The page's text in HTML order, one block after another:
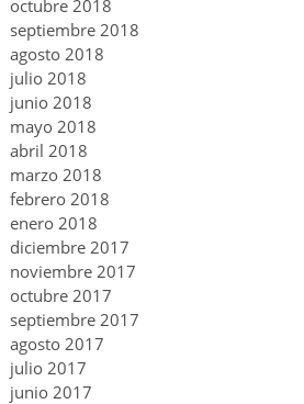
octubre 2018
septiembre 2018
agosto 2018
julio 2018
junio 2018
mayo 2018
abril 2018
marzo 2018
febrero 2018
enero 2018
diciembre 2017
noviembre 2017
octubre 2017
septiembre 2017
agosto 2017
julio 2017
junio 2017